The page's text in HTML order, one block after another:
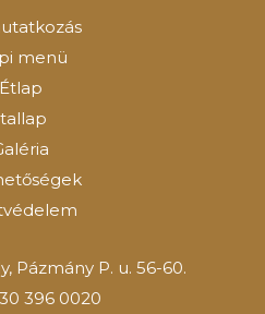
menü
Étlap
Pázmány P. u. 56-60.
396 0020